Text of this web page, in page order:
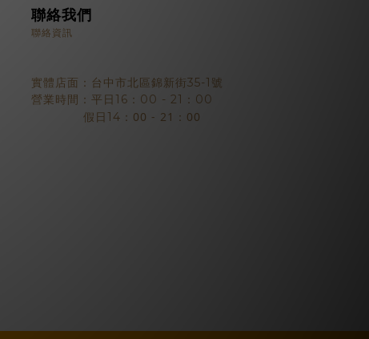
聯絡我們
聯絡資訊
實體店面：台中市北區錦新街35-1號
營業時間：平日16：00 - 21：00
假日14 ：00 - 21：00